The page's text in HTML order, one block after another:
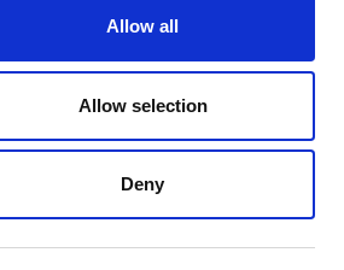
Allow all
Allow selection
Deny